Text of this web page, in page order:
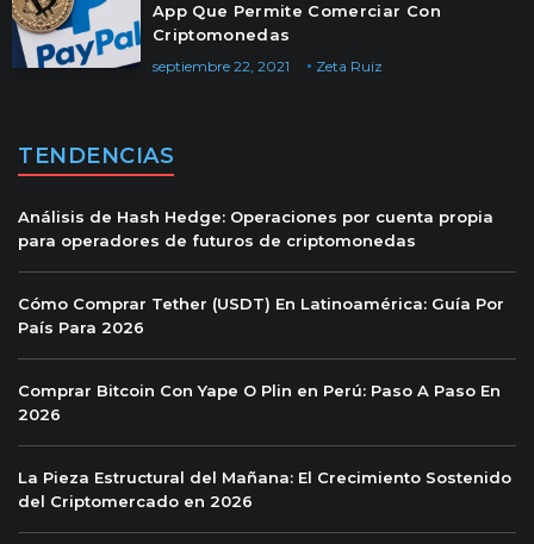
App Que Permite Comerciar Con
Criptomonedas
Zeta Ruiz
septiembre 22, 2021
TENDENCIAS
Análisis de Hash Hedge: Operaciones por cuenta propia
para operadores de futuros de criptomonedas
Cómo Comprar Tether (USDT) En Latinoamérica: Guía Por
País Para 2026
Comprar Bitcoin Con Yape O Plin en Perú: Paso A Paso En
2026
La Pieza Estructural del Mañana: El Crecimiento Sostenido
del Criptomercado en 2026